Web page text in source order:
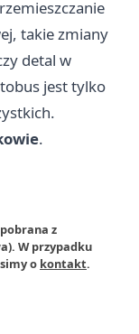
takie zmiany
detal w
jest tylko
.
z
W przypadku
o kontakt.